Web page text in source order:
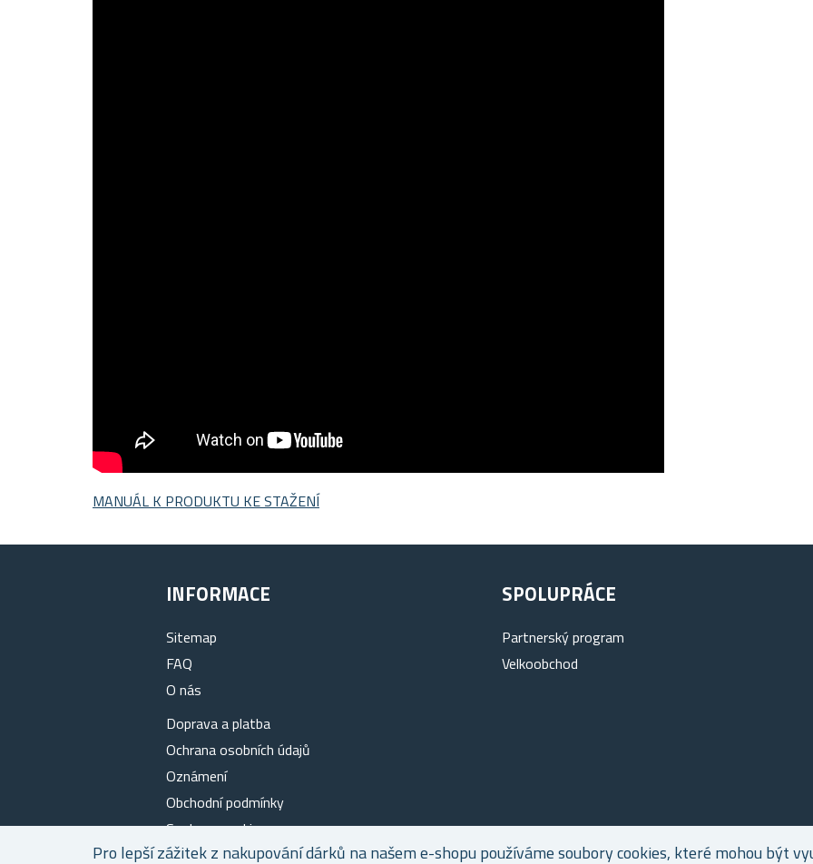
Pro lepší zážitek z nakupování dárků na našem e-shopu používáme soubory cookies, které mohou být
MANUÁL K PRODUKTU KE STAŽENÍ
INFORMACE
Sitemap
FAQ
O nás
Doprava a platba
Ochrana osobních údajů
Oznámení
Obchodní podmínky
Soubory cookies
Kontakty
SPOLUPRÁCE
Partnerský program
Velkoobchod